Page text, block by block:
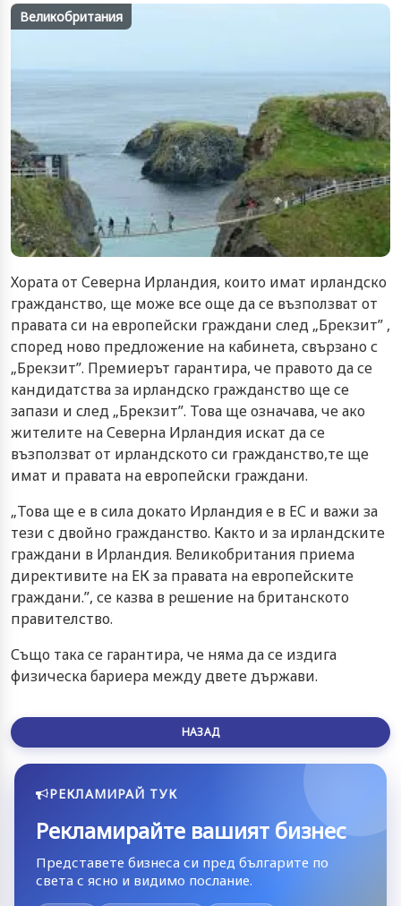
Великобритания
Хората от Северна Ирландия, които имат ирландско
гражданство, ще може все още да се възползват от
правата си на европейски граждани след „Брекзит” ,
според ново предложение на кабинета, свързано с
„Брекзит”. Премиерът гарантира, че правото да се
кандидатства за ирландско гражданство ще се
запази и след „Брекзит”. Това ще означава, че ако
жителите на Северна Ирландия искат да се
възползват от ирландското си гражданство,те ще
имат и правата на европейски граждани.
„Това ще е в сила докато Ирландия е в ЕС и важи за
тези с двойно гражданство. Както и за ирландските
граждани в Ирландия. Великобритания приема
директивите на ЕК за правата на европейските
граждани.”, се казва в решение на британското
правителство.
Също така се гарантира, че няма да се издига
физическа бариера между двете държави.
НАЗАД
РЕКЛАМИРАЙ ТУК
Рекламирайте вашият бизнес
Представете бизнеса си пред българите по
света с ясно и видимо послание.